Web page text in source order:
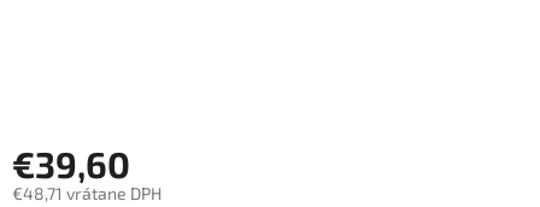
€39,60
€48,71 vrátane DPH